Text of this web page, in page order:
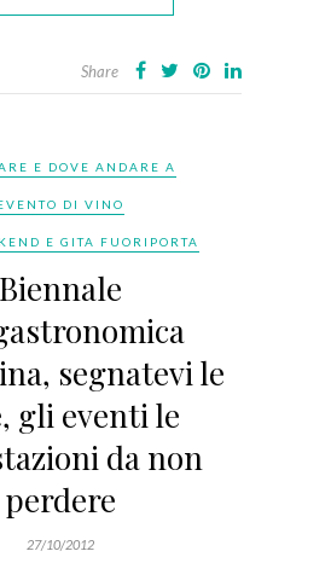
Share
E DOVE ANDARE A
DI VINO
E GITA FUORIPORTA
Biennale
segnatevi le
gli eventi le
da non
perdere
27/10/2012